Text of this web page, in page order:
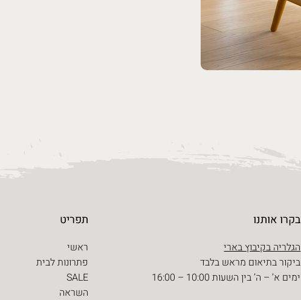
בקרו אותנו
הגלריה בקיבוץ בארי
ביקור בתיאום מראש בלבד
ימים א’ – ה’ בין השעות 10:00 – 16:00
תפריט
ראשי
פתרונות לבית
SALE
השראה